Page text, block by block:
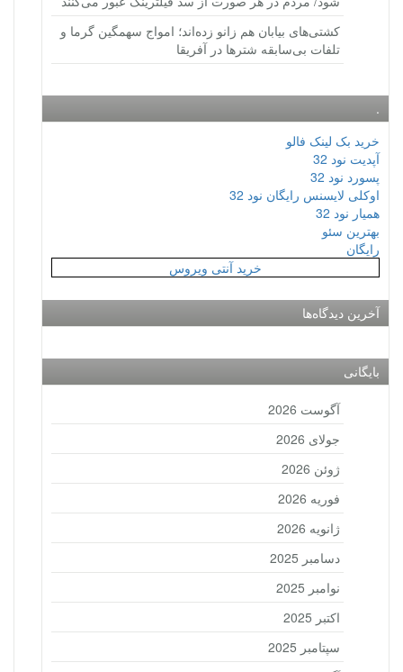
کشتی‌های بیابان هم زانو زده‌اند؛ امواج سهمگین گرما و
تلفات بی‌سابقه شترها در آفریقا
.
خرید بک لینک فالو
آپدیت نود 32
پسورد نود 32
اوکلی لایسنس رایگان نود 32
همیار نود 32
بهترین سئو
رایگان
خرید آنتی ویروس
آخرین دیدگاه‌ها
بایگانی
آگوست 2026
جولای 2026
ژوئن 2026
فوریه 2026
ژانویه 2026
دسامبر 2025
نوامبر 2025
اکتبر 2025
سپتامبر 2025